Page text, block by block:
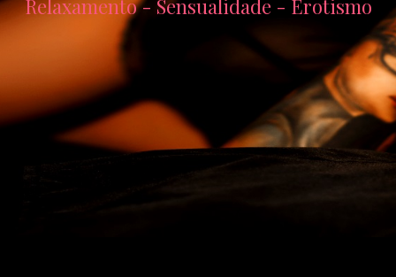
Relaxamento - Sensualidade - Erotismo